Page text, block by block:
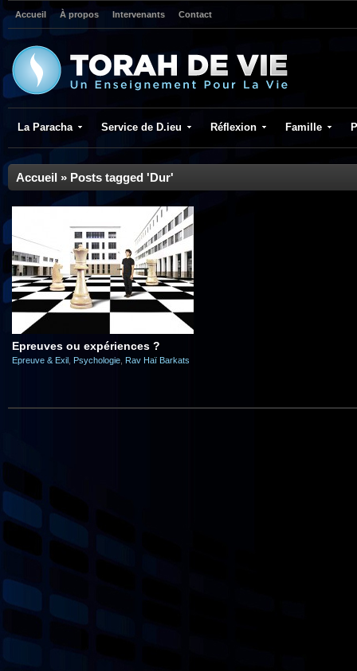
Accueil À propos Intervenants Contact
La Paracha Service de D.ieu Réflexion Famille
Accueil » Posts tagged 'Dur'
Epreuves ou expériences ?
Epreuve & Exil Psychologie Rav Haï Barkats